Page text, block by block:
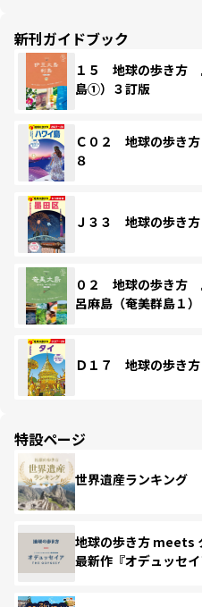
新刊ガイドブック
１５ 地球の歩き方
島①）３訂版
Ｃ０２ 地球の歩き
８
Ｊ３３ 地球の歩き
０２ 地球の歩き
呂麻島（奄美群島１
Ｄ１７ 地球の歩き
特設ページ
世界遺産ランキング
地球の歩き方 meets
最新作『オデュッセイ